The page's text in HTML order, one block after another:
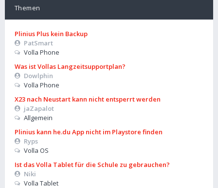
Themen
Plinius Plus kein Backup
PatSmart
Volla Phone
Was ist Vollas Langzeitsupportplan?
Dowlphin
Volla Phone
X23 nach Neustart kann nicht entsperrt werden
jaZapalot
Allgemein
Plinius kann he.du App nicht im Playstore finden
Ryps
Volla OS
Ist das Volla Tablet für die Schule zu gebrauchen?
Niki
Volla Tablet